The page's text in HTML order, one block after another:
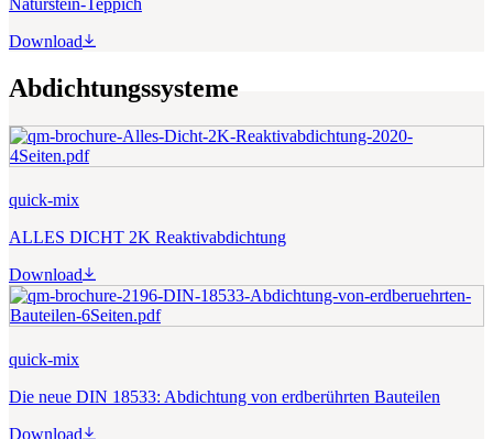
Naturstein-Teppich
Download
Abdichtungssysteme
quick-mix
ALLES DICHT 2K Reaktivabdichtung
Download
quick-mix
Die neue DIN 18533: Abdichtung von erdberührten Bauteilen
Download